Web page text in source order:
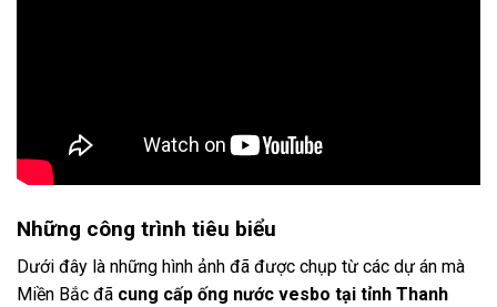
Những công trình tiêu biểu
Dưới đây là những hình ảnh đã được chụp từ các dự án mà
Miền Bắc đã cung cấp ống nước vesbo tại tỉnh Thanh